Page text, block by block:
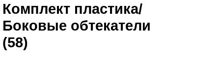
Комплект пластика/
Боковые обтекатели
(58)